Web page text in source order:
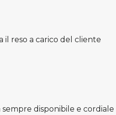
reso a carico del cliente
disponibile e cordiale